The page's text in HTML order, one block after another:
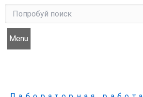
Menu